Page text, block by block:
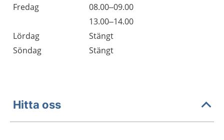
Fredag
08.00–09.00
13.00–14.00
Lördag
Stängt
Söndag
Stängt
Hitta oss